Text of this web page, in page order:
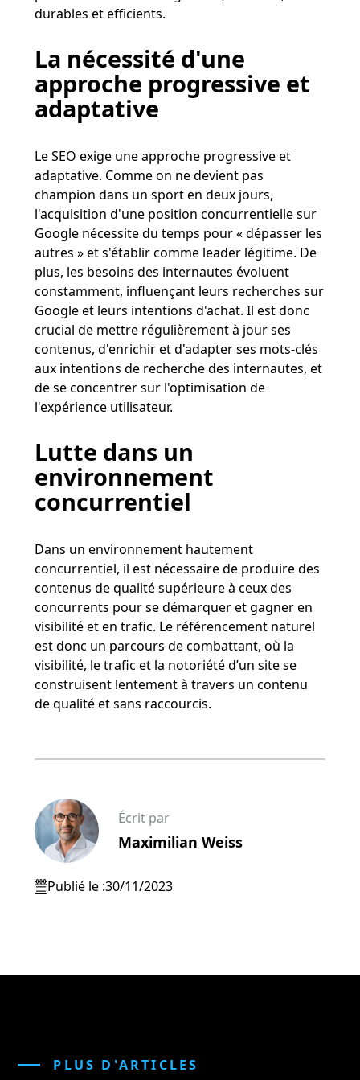
durables et efficients​​.
La nécessité d'une
approche progressive et
adaptative
Le SEO exige une approche progressive et
adaptative. Comme on ne devient pas
champion dans un sport en deux jours,
l'acquisition d'une position concurrentielle sur
Google nécessite du temps pour « dépasser les
autres » et s'établir comme leader légitime​​. De
plus, les besoins des internautes évoluent
constamment, influençant leurs recherches sur
Google et leurs intentions d'achat. Il est donc
crucial de mettre régulièrement à jour ses
contenus, d'enrichir et d'adapter ses mots-clés
aux intentions de recherche des internautes, et
de se concentrer sur l'optimisation de
l'expérience utilisateur​​.
Lutte dans un
environnement
concurrentiel
Dans un environnement hautement
concurrentiel, il est nécessaire de produire des
contenus de qualité supérieure à ceux des
concurrents pour se démarquer et gagner en
visibilité et en trafic​​. Le référencement naturel
est donc un parcours de combattant, où la
visibilité, le trafic et la notoriété d’un site se
construisent lentement à travers un contenu
de qualité et sans raccourcis​​.
Écrit par
Maximilian Weiss
Publié le :30/11/2023
PLUS D'ARTICLES